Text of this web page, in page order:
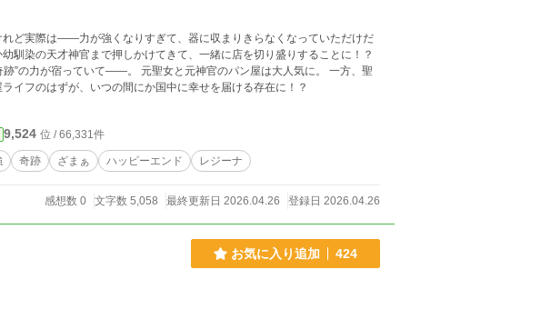
と元神官のパン屋は大人気に。 一方、聖
していき……。 のんびりパン屋ライフのはずが、いつの間にか国中に幸せを届ける存在に！？
9,524 位 / 66,331件
奇跡 ざまぁ ハッピーエンド レジーナ
感想数 0 文字数 5,058 最終更新日 2026.04.26 登録日 2026.04.26
お気に入り追加 424